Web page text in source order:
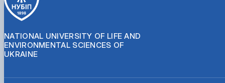
NATIONAL UNIVERSITY OF LIFE AND
ENVIRONMENTAL SCIENCES OF
UKRAINE